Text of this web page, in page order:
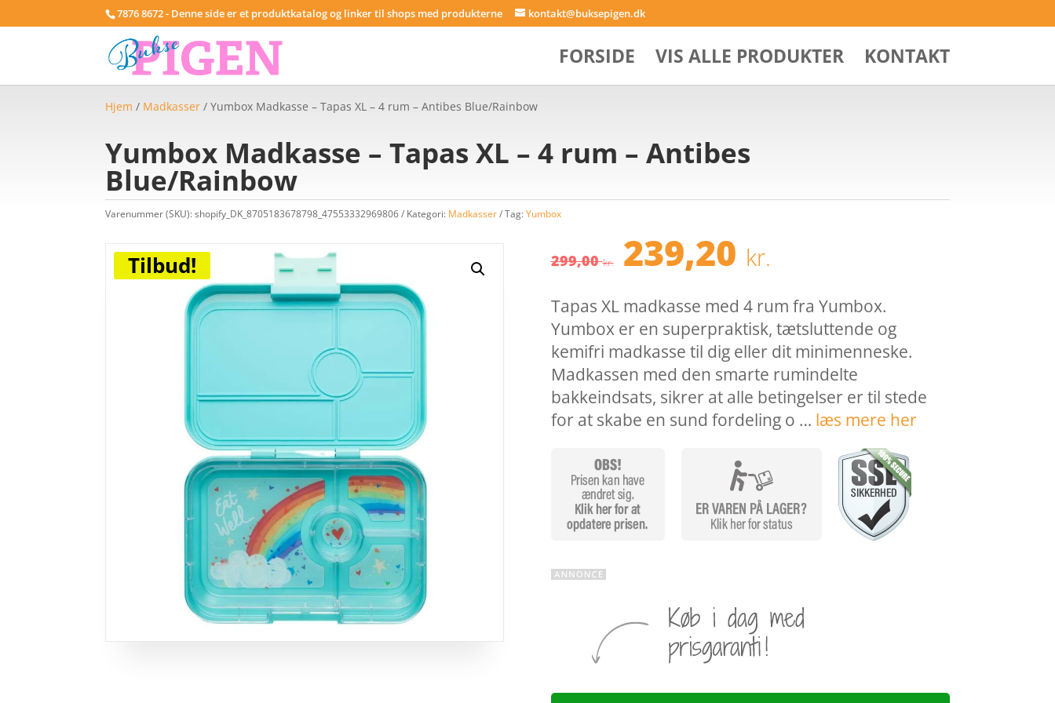
7876 8672 - Denne side er et produktkatalog og linker til shops med produkterne kontakt@buksepigen.dk
FORSIDE VIS ALLE PRODUKTER KONTAKT
Hjem / Madkasser / Yumbox Madkasse – Tapas XL – 4 rum – Antibes Blue/Rainbow
Yumbox Madkasse – Tapas XL – 4 rum – Antibes
Blue/Rainbow
Varenummer (SKU):shopify_DK_8705183678798_47553332969806 Kategori: Madkasser Tag:Yumbox
Tilbud! 299,00kr. Den
oprindelige
pris
var:
299,00 kr..
239,20 kr.
pris
er:
239,20 kr..
Tapas XL madkasse med 4 rum fra Yumbox.
Yumbox er en superpraktisk, tætsluttende og
kemifri madkasse til dig eller dit minimenneske.
Madkassen med den smarte rumindelte
bakkeindsats, sikrer at alle betingelser er til stede
for at skabe en sund fordeling o … læs mere her